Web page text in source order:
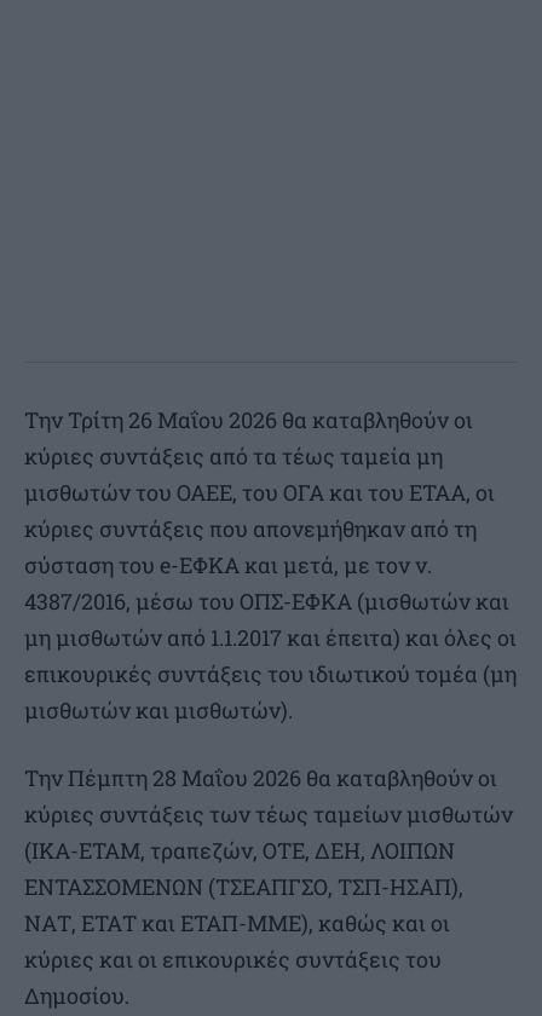
Την Τρίτη 26 Μαΐου 2026 θα καταβληθούν οι
κύριες συντάξεις από τα τέως ταμεία μη
μισθωτών του ΟΑΕΕ, του ΟΓΑ και του ΕΤΑΑ, οι
κύριες συντάξεις που απονεμήθηκαν από τη
σύσταση του e-ΕΦΚΑ και μετά, με τον ν.
4387/2016, μέσω του ΟΠΣ-ΕΦΚΑ (μισθωτών και
μη μισθωτών από 1.1.2017 και έπειτα) και όλες οι
επικουρικές συντάξεις του ιδιωτικού τομέα (μη
μισθωτών και μισθωτών).
Την Πέμπτη 28 Μαΐου 2026 θα καταβληθούν οι
κύριες συντάξεις των τέως ταμείων μισθωτών
(ΙΚΑ-ΕΤΑΜ, τραπεζών, ΟΤΕ, ΔΕΗ, ΛΟΙΠΩΝ
ΕΝΤΑΣΣΟΜΕΝΩΝ (ΤΣΕΑΠΓΣΟ, ΤΣΠ-ΗΣΑΠ),
ΝΑΤ, ΕΤΑΤ και ΕΤΑΠ-ΜΜΕ), καθώς και οι
κύριες και οι επικουρικές συντάξεις του
Δημοσίου.